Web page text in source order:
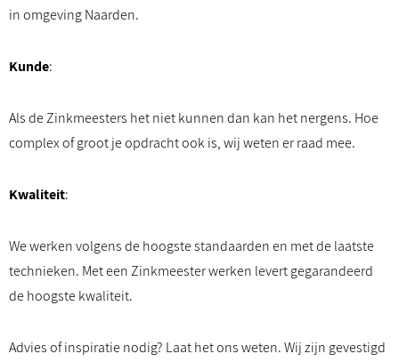
in omgeving Naarden.
Kunde:
Als de Zinkmeesters het niet kunnen dan kan het nergens. Hoe
complex of groot je opdracht ook is, wij weten er raad mee.
Kwaliteit:
We werken volgens de hoogste standaarden en met de laatste
technieken. Met een Zinkmeester werken levert gegarandeerd
de hoogste kwaliteit.
Advies of inspiratie nodig? Laat het ons weten. Wij zijn gevestigd